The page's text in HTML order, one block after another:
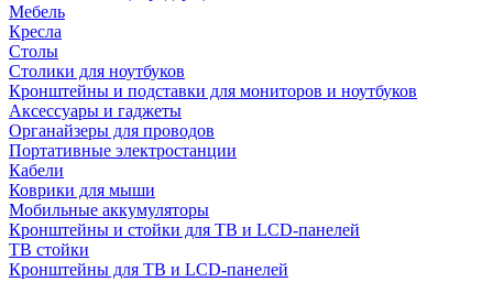
Мебель
Кресла
Столы
Столики для ноутбуков
Кронштейны и подставки для мониторов и ноутбуков
Аксессуары и гаджеты
Органайзеры для проводов
Портативные электростанции
Кабели
Коврики для мыши
Мобильные аккумуляторы
Кронштейны и стойки для ТВ и LCD-панелей
ТВ стойки
Кронштейны для ТВ и LCD-панелей